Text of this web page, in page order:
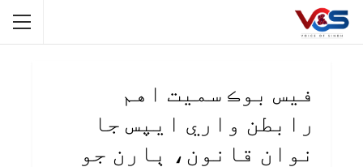
فيس بوڪ سميت اهم
رابطن واري ايپس جا
نوان قانون، ٻارن جو